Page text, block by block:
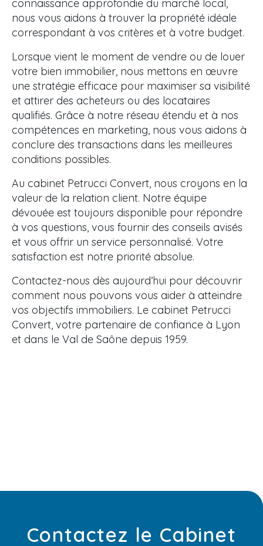
connaissance approfondie du marché local,
nous vous aidons à trouver la propriété idéale
correspondant à vos critères et à votre budget.
Lorsque vient le moment de vendre ou de louer
votre bien immobilier, nous mettons en œuvre
une stratégie efficace pour maximiser sa visibilité
et attirer des acheteurs ou des locataires
qualifiés. Grâce à notre réseau étendu et à nos
compétences en marketing, nous vous aidons à
conclure des transactions dans les meilleures
conditions possibles.
Au cabinet Petrucci Convert, nous croyons en la
valeur de la relation client. Notre équipe
dévouée est toujours disponible pour répondre
à vos questions, vous fournir des conseils avisés
et vous offrir un service personnalisé. Votre
satisfaction est notre priorité absolue.
Contactez-nous dès aujourd’hui pour découvrir
comment nous pouvons vous aider à atteindre
vos objectifs immobiliers. Le cabinet Petrucci
Convert, votre partenaire de confiance à Lyon
et dans le Val de Saône depuis 1959.
Contactez le Cabinet